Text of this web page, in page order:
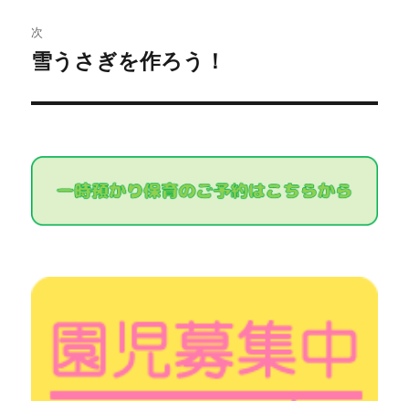
ビ
ゲ
ー
ョ
ン
投
稿:
次
次
投
雪うさぎを作ろう！